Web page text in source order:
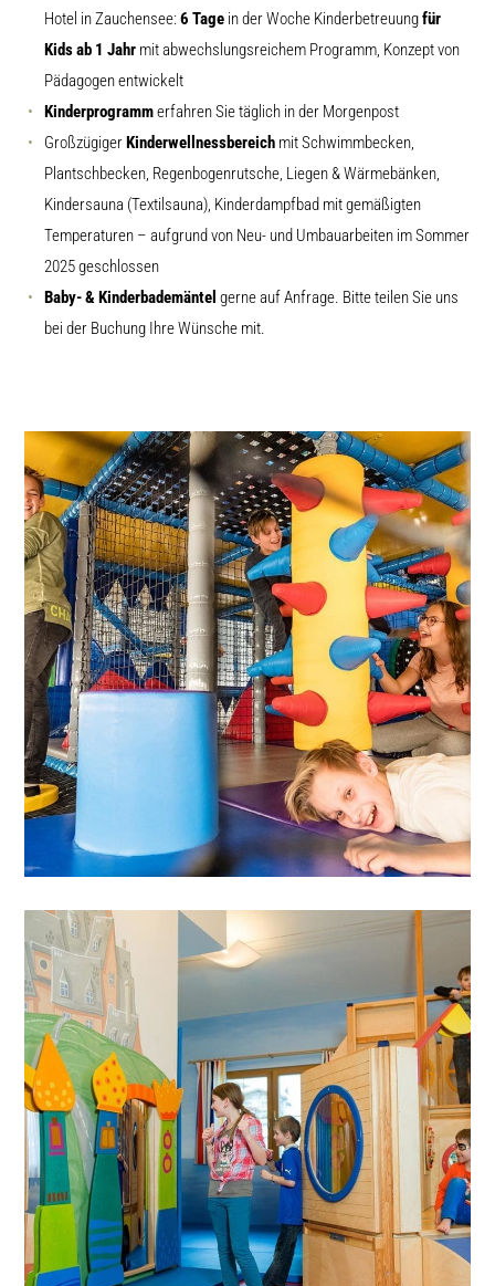
Hotel in Zauchensee:6 Tage in der Woche Kinderbetreuungfür
Kids ab 1 Jahr mit abwechslungsreichem Programm, Konzept von
Pädagogen entwickelt
Kinderprogrammerfahren Sie täglich in der Morgenpost
GroßzügigerKinderwellnessbereich mit Schwimmbecken,
Plantschbecken, Regenbogenrutsche, Liegen & Wärmebänken,
Kindersauna (Textilsauna), Kinderdampfbad mit gemäßigten
Temperaturen – aufgrund von Neu- und Umbauarbeiten im Sommer
2025 geschlossen
Baby- & Kinderbademäntel gerne auf Anfrage. Bitte teilen Sie uns
bei der Buchung Ihre Wünsche mit.